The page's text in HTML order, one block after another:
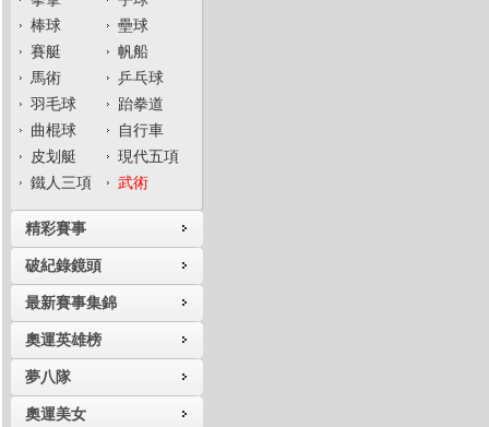
棒球
壘球
賽艇
帆船
馬術
乒乓球
羽毛球
跆拳道
曲棍球
自行車
皮划艇
現代五項
鐵人三項
武術
精彩賽事
破紀錄鏡頭
最新賽事集錦
奧運英雄榜
夢八隊
奧運美女